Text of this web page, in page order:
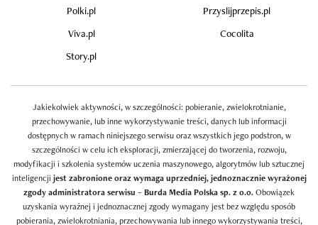
Polki.pl
Przyslijprzepis.pl
Viva.pl
Cocolita
Story.pl
Jakiekolwiek aktywności, w szczególności: pobieranie, zwielokrotnianie,
przechowywanie, lub inne wykorzystywanie treści, danych lub informacji
dostępnych w ramach niniejszego serwisu oraz wszystkich jego podstron, w
szczególności w celu ich eksploracji, zmierzającej do tworzenia, rozwoju,
modyfikacji i szkolenia systemów uczenia maszynowego, algorytmów lub sztucznej
inteligencji jest zabronione oraz wymaga uprzedniej, jednoznacznie wyrażonej
zgody administratora serwisu – Burda Media Polska sp. z o.o.Obowiązek
uzyskania wyraźnej i jednoznacznej zgody wymagany jest bez względu sposób
pobierania, zwielokrotniania, przechowywania lub innego wykorzystywania treści,